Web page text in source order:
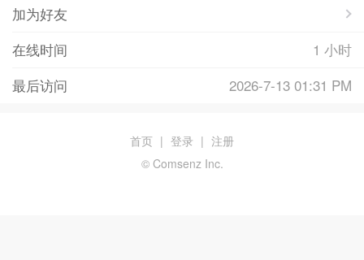
加为好友
在线时间
1 小时
最后访问
2026-7-13 01:31 PM
首页 | 登录 | 注册
© Comsenz Inc.